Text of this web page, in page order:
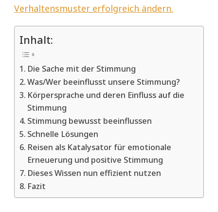
Verhaltensmuster erfolgreich ändern.
Inhalt:
Die Sache mit der Stimmung
Was/Wer beeinflusst unsere Stimmung?
Körpersprache und deren Einfluss auf die
Stimmung
Stimmung bewusst beeinflussen
Schnelle Lösungen
Reisen als Katalysator für emotionale
Erneuerung und positive Stimmung
Dieses Wissen nun effizient nutzen
Fazit